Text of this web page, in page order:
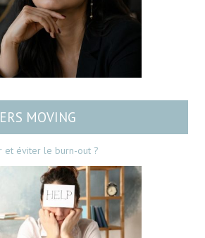
MOVING
et éviter le burn-out ?